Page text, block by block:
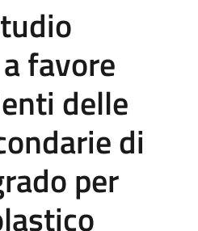
favore
delle
di
per